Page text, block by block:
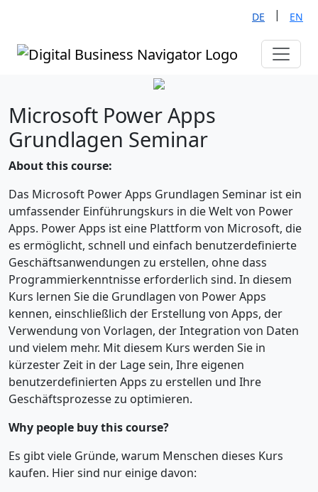
DE | EN
Microsoft Power Apps
Grundlagen Seminar
About this course:
Das Microsoft Power Apps Grundlagen Seminar ist ein
umfassender Einführungskurs in die Welt von Power
Apps. Power Apps ist eine Plattform von Microsoft, die
es ermöglicht, schnell und einfach benutzerdefinierte
Geschäftsanwendungen zu erstellen, ohne dass
Programmierkenntnisse erforderlich sind. In diesem
Kurs lernen Sie die Grundlagen von Power Apps
kennen, einschließlich der Erstellung von Apps, der
Verwendung von Vorlagen, der Integration von Daten
und vielem mehr. Mit diesem Kurs werden Sie in
kürzester Zeit in der Lage sein, Ihre eigenen
benutzerdefinierten Apps zu erstellen und Ihre
Geschäftsprozesse zu optimieren.
Why people buy this course?
Es gibt viele Gründe, warum Menschen dieses Kurs
kaufen. Hier sind nur einige davon: